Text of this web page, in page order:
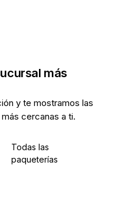
más
y te mostramos las
cercanas a ti.
Todas las
paqueterías